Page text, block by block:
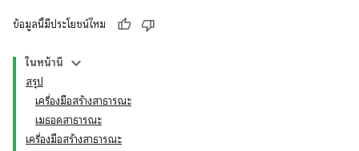
ข้อมูลนี้มีประโยชน์ไหม
ในหน้านี้
สรุป
เครื่องมือสร้างสาธารณะ
เมธอดสาธารณะ
เครื่องมือสร้างสาธารณะ